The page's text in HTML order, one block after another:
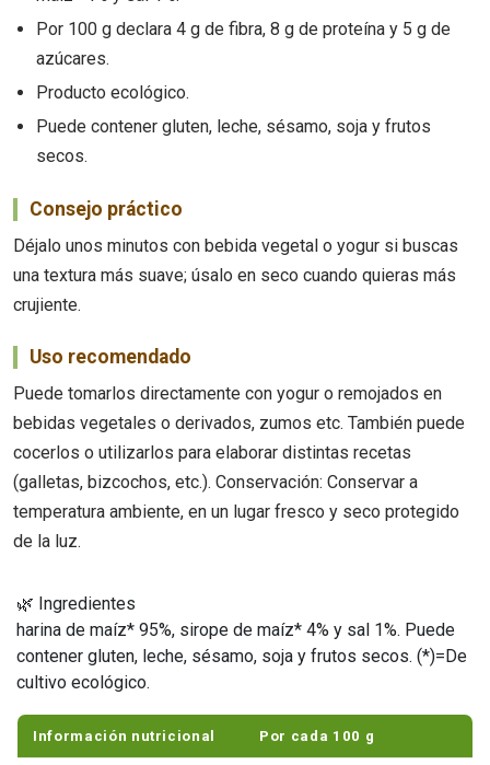
Por 100 g declara 4 g de fibra, 8 g de proteína y 5 g de
azúcares.
Producto ecológico.
Puede contener gluten, leche, sésamo, soja y frutos
secos.
Consejo práctico
Déjalo unos minutos con bebida vegetal o yogur si buscas
una textura más suave; úsalo en seco cuando quieras más
crujiente.
Uso recomendado
Puede tomarlos directamente con yogur o remojados en
bebidas vegetales o derivados, zumos etc. También puede
cocerlos o utilizarlos para elaborar distintas recetas
(galletas, bizcochos, etc.). Conservación: Conservar a
temperatura ambiente, en un lugar fresco y seco protegido
de la luz.
🌿 Ingredientes
harina de maíz* 95%, sirope de maíz* 4% y sal 1%. Puede
contener gluten, leche, sésamo, soja y frutos secos. (*)=De
cultivo ecológico.
Información nutricional Por cada 100 g